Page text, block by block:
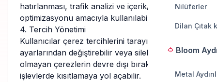
Nilüferler
Dilan Çıtak
light Bloom
Metal
hatırlanması, trafik analizi ve içerik/hizmet
optimizasyonu amacıyla kullanılabilir.
4. Tercih Yönetimi
Kullanıcılar çerez tercihlerini tarayıcı
ayarlarından değiştirebilir veya silebilir. Zorunlu
olmayan çerezlerin devre dışı bırakılması bazı
işlevlerde kısıtlamaya yol açabilir.